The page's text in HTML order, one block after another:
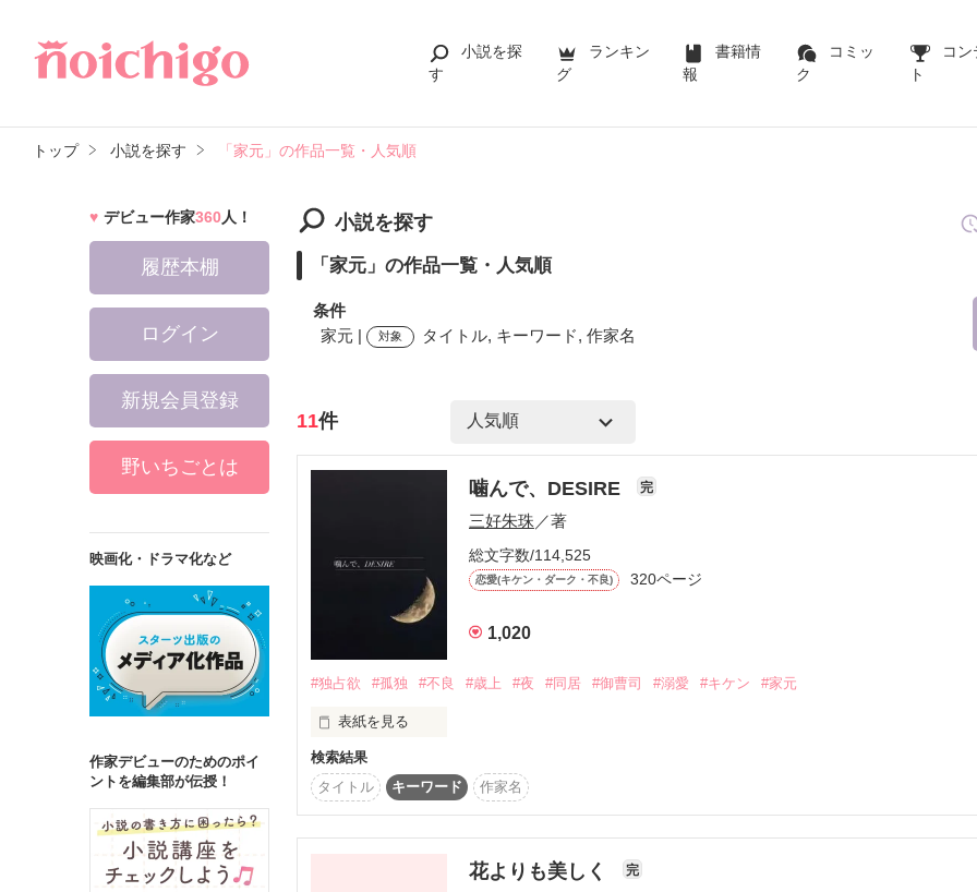
小説を探
す
ランキン
グ
書籍情
報
コミッ
ク
コン
ト
トップ 小説を探す 「家元」の作品一覧・人気順
小説を探す
「家元」の作品一覧・人気順
条件
家元 |
対象 タイトル, キーワード, 作家名
検索ワード
検索対象
タイトル
ジャンル
ステータス
11件
噛んで、DESIRE 完
三好朱珠 ／著
総文字数/114,525
恋愛(キケン・ダーク・不良) 320ページ
1,020
#独占欲 #孤独 #不良 #歳上 #夜 #同居 #御曹司 #溺愛 #キケン #家元
表紙を見る
となりの席の吾妻くん。
きっと彼はキケンな人。
検索結果
タイトル
キーワード 作家名
花よりも美しく 完
デビュー作家360人！
履歴本棚
ログイン
新規会員登録
野いちごとは
映画化・ドラマ化など
作家デビューのためのポイ
ントを編集部が伝授！